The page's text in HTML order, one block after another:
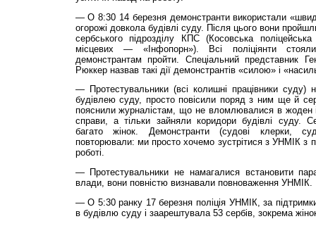
— О 8:30 14 березня демонстранти використали
огорожі довкола будівлі суду. Після цього вони
сербського підрозділу КПС (Косовська
місцевих — «Інфопорн»). Всі поліціянти
демонстрантам пройти. Спеціальний представник
Рюккер назвав такі дії демонстрантів «силою» і
— Протестувальники (всі колишні працівники
будівлею суду, просто повісили поряд з ним ще й
пояснили журналістам, що не вломлювалися в жоден
справи, а тільки зайняли коридори будівлі суду.
багато жінок. Демонстранти (судові клерки,
повторювали: ми просто хочемо зустрітися з УНМІК з
роботі.
— Протестувальники не намагалися встановити
влади, вони повністю визнавали повноваження УНМІК.
— О 5:30 ранку 17 березня поліція УНМІК, за
в будівлю суду і заарештувала 53 сербів, зокрема